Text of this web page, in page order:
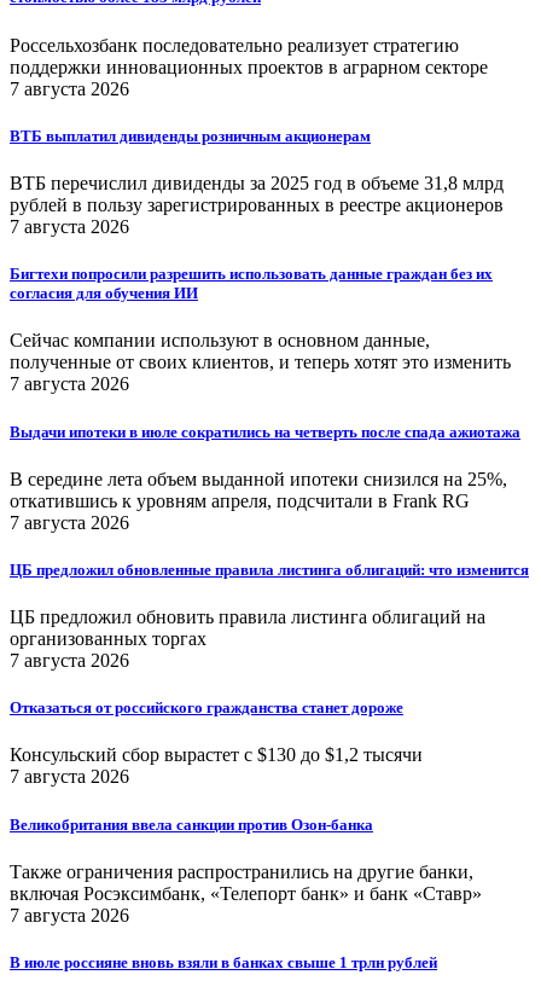
Россельхозбанк последовательно реализует стратегию
поддержки инновационных проектов в аграрном секторе
7 августа 2026
ВТБ выплатил дивиденды розничным акционерам
ВТБ перечислил дивиденды за 2025 год в объеме 31,8 млрд
рублей в пользу зарегистрированных в реестре акционеров
7 августа 2026
Бигтехи попросили разрешить использовать данные граждан без их
согласия для обучения ИИ
Сейчас компании используют в основном данные,
полученные от своих клиентов, и теперь хотят это изменить
7 августа 2026
Выдачи ипотеки в июле сократились на четверть после спада ажиотажа
В середине лета объем выданной ипотеки снизился на 25%,
откатившись к уровням апреля, подсчитали в Frank RG
7 августа 2026
ЦБ предложил обновленные правила листинга облигаций: что изменится
ЦБ предложил обновить правила листинга облигаций на
организованных торгах
7 августа 2026
Отказаться от российского гражданства станет дороже
Консульский сбор вырастет с $130 до $1,2 тысячи
7 августа 2026
Великобритания ввела санкции против Озон-банка
Также ограничения распространились на другие банки,
включая Росэксимбанк, «Телепорт банк» и банк «Ставр»
7 августа 2026
В июле россияне вновь взяли в банках свыше 1 трлн рублей